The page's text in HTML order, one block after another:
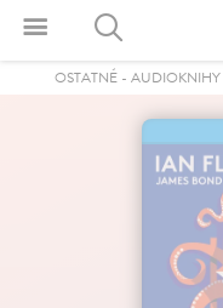
OSTATNÉ- AUDIOKNIHY